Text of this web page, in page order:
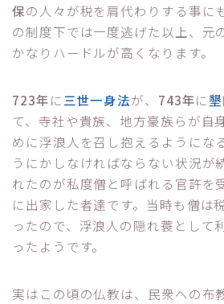
保の人々が税を肩代わりする事に
の制度下では一度逃げた以上、元
かなりハードルが高くなります。
723年に三世一身法が、 743年に
て、寺社や貴族、地方豪族らが自
めに浮浪人を召し抱えるようにな
うにかしなければならない状況が
れたのが私度僧と呼ばれる官許を
に出家した者達です。当時も僧は
ったので、浮浪人の隠れ蓑として
ったようです。
実はこの頃の仏教は、民衆への布